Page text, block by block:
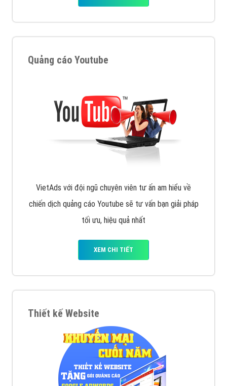
Quảng cáo Youtube
VietAds với đội ngũ chuyên viên tư ấn am hiểu về
chiến dịch quảng cáo Youtube sẽ tư vấn bạn giải pháp
tối ưu, hiệu quả nhất
XEM CHI TIẾT
Thiết kế Website